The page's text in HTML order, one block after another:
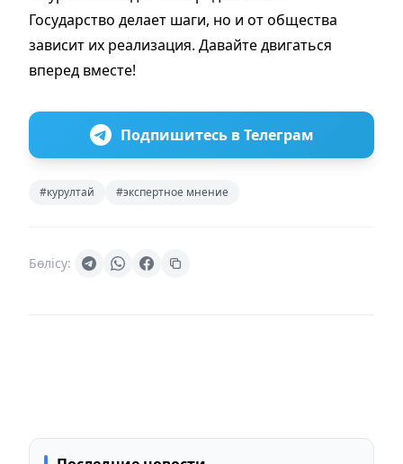
Государство делает шаги, но и от общества
зависит их реализация. Давайте двигаться
вперед вместе!
Подпишитесь в Телеграм
#курултай #экспертное мнение
Бөлісу: